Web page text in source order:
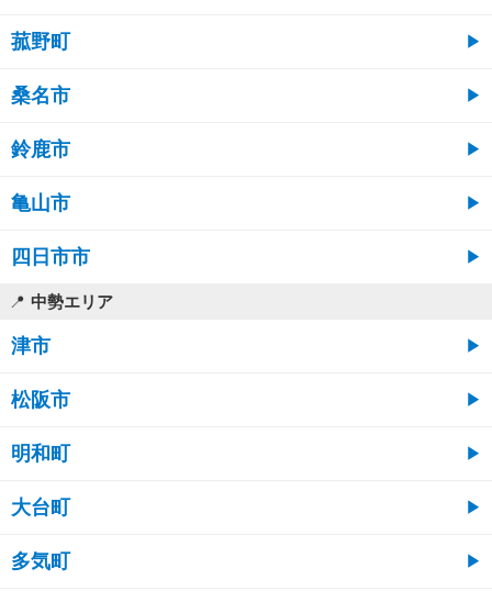
菰野町
桑名市
鈴鹿市
亀山市
四日市市
中勢エリア
津市
松阪市
明和町
大台町
多気町